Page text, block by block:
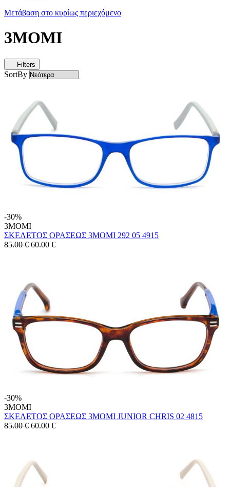
Μετάβαση στο κυρίως περιεχόμενο
3MOMI
Filters
SortBy
-30%
3MOMI
ΣΚΕΛΕΤΟΣ ΟΡΑΣΕΩΣ 3MOMI 292 05 4915
85.00 € 60.00 €
-30%
3MOMI
ΣΚΕΛΕΤΟΣ ΟΡΑΣΕΩΣ 3MOMI JUNIOR CHRIS 02 4815
85.00 € 60.00 €